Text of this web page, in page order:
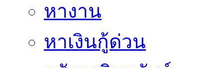
หางาน
หาเงินกู้ด่วน